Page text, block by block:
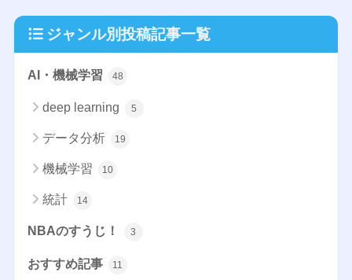
ジャンル別投稿記事一覧
AI・機械学習 48
deep learning 5
データ分析 19
機械学習 10
統計 14
NBAのすうじ！ 3
おすすめ記事 11